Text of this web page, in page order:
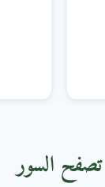
تصفح السور